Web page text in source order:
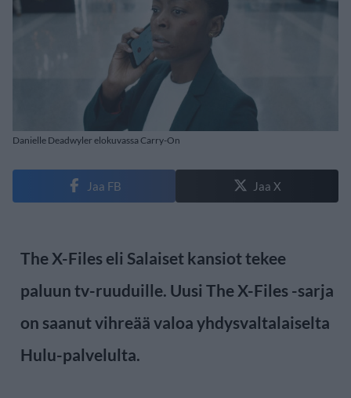
Danielle Deadwyler elokuvassa Carry-On
Jaa FB Jaa X
The X-Files eli Salaiset kansiot tekee
paluun tv-ruuduille. Uusi The X-Files -sarja
on saanut vihreää valoa yhdysvaltalaiselta
Hulu-palvelulta.